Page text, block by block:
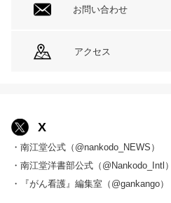
お問い合わせ
アクセス
X
・南江堂公式（@nankodo_NEWS）
・南江堂洋書部公式（@Nankodo_Intl）
・『がん看護』編集室（@gankango）